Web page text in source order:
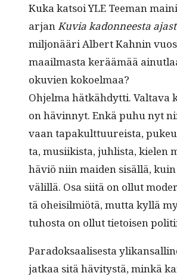
Kuka kat­soi YLE Tee­man
ar­janKuvia kadon­neesta
miljonääri Albert Kah­nin
maail­mas­ta keräämää
oku­vien kokoelmaa?
Ohjel­ma hätkähdyt­ti.
on hävin­nyt. Enkä puhu nyt
vaan tapakult­tuureista,
ta, musi­ik­ista, juh­lista, kie­len
häviö niin maid­en sisäl­lä,
välil­lä. Osa siitä on ollut
tä oheisilmiötä, mut­ta kyl­lä
tuhos­ta on ollut tietoisen
Paradok­saalis­es­ta
jatkaa sitä hävi­tys­tä, minkä